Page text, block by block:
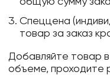
Спеццена
товар за заказ
Добавляйте товар
объеме, проходите